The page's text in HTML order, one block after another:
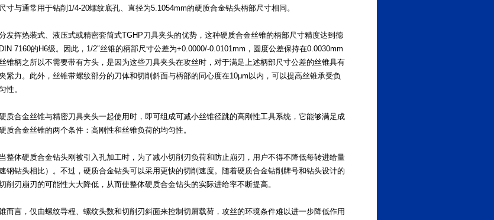
寸与通常用于钻削1/4-20螺纹底孔、直径为5.1054mm的硬质合金钻头柄部尺寸相同。
发挥热装式、液压式或精密套筒式TGHP刀具夹头的优势，这种硬质合金丝锥的柄部尺寸精度达到德
7160的H6级。因此，1/2″丝锥的柄部尺寸公差为+0.0000/-0.0101mm，圆度公差保持在0.0030mm
锥柄之所以不需要带有方头，是因为这些刀具夹头在攻丝时，对于满足上述柄部尺寸公差的丝锥具有
紧力。此外，丝锥带螺纹部分的刀体和切削斜面与柄部的同心度在10μm以内，可以提高丝锥承受负
性。
质合金丝锥与精密刀具夹头一起使用时，即可组成可减小丝锥径跳的高刚性工具系统，它能够满足成
质合金丝锥的两个条件：高刚性和丝锥负荷的均匀性。
整体硬质合金钻头刚被引入孔加工时，为了减小切削刃负荷和防止崩刃，用户不得不降低每转进给量
速钢钻头相比）。不过，硬质合金钻头可以采用更快的切削速度。随着硬质合金钻削牌号和钻头设计的
削刃崩刃的可能性大大降低，从而使整体硬质合金钻头的实际进给率不断提高。
而言，仅由螺纹导程、螺纹头数和切削刃斜面来控制切屑载荷，攻丝的环境条件难以进一步降低作用